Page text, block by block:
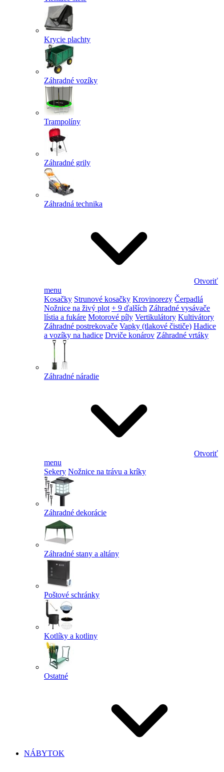
Krycie plachty
Záhradné vozíky
Trampolíny
Záhradné grily
Záhradná technika
Otvoriť
menu
Kosačky Strunové kosačky Krovinorezy Čerpadlá
Nožnice na živý plot + 9 ďalších Záhradné vysávače
lístia a fukáre Motorové píly Vertikulátory Kultivátory
Záhradné postrekovače Vapky (tlakové čističe) Hadice
a vozíky na hadice Drviče konárov Záhradné vrtáky
Záhradné náradie
Otvoriť
menu
Sekery Nožnice na trávu a kríky
Záhradné dekorácie
Záhradné stany a altány
Poštové schránky
Kotlíky a kotliny
Ostatné
NÁBYTOK